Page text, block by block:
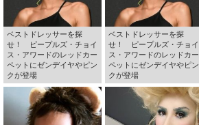
ベストドレッサーを探
せ！ ピープルズ・チョイ
ス・アワードのレッドカー
ペットにゼンデイヤやピン
クが登場
ベストドレッサーを探
せ！ ピープルズ・チョイ
ス・アワードのレッドカー
ペットにゼンデイヤやピン
クが登場